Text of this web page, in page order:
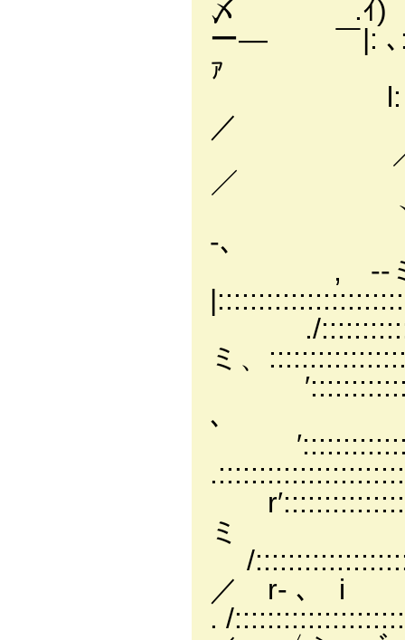
〆 .ｲ)
ー― ￣|: ､:
l: :＞-
／
ヽ
-
, --ミ､
./
ミ、
､
ミ ／
/
／ r‐ ､ i
. /